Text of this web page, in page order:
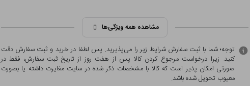
مشاهده همه ویژگی‌ها
توجه؛ شما با ثبت سفارش شرایط زیر را می‌پذیرید. پس لطفا در خرید و ثبت سفارش دقت
کنید. زیرا درخواست مرجوع کردن کالا پس از هفت روز از تاریخ ثبت سفارش، فقط در
صورتی امکان پذیر است که کالا با مشخصات ذکر شده در سایت مغایرت داشته یا بصورت
معيوب تحویل شده باشد.